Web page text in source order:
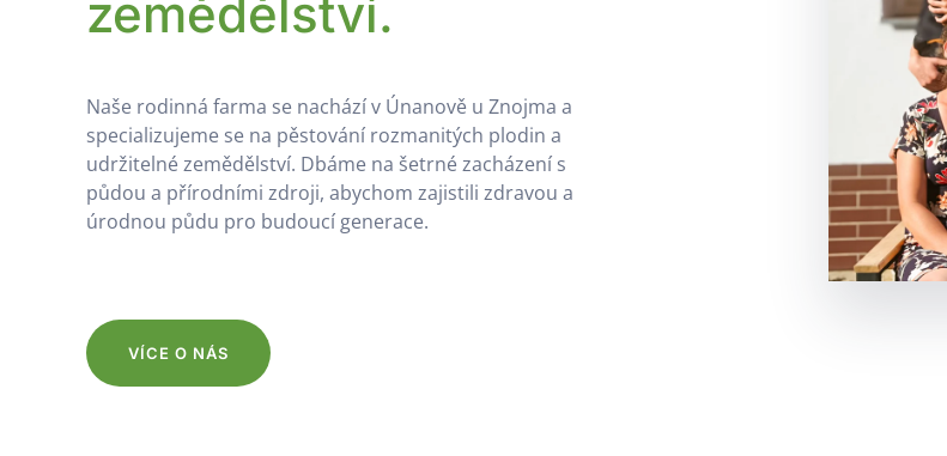
zemědělství.
Naše rodinná farma se nachází v Únanově u Znojma a
specializujeme se na pěstování rozmanitých plodin a
udržitelné zemědělství. Dbáme na šetrné zacházení s
půdou a přírodními zdroji, abychom zajistili zdravou a
úrodnou půdu pro budoucí generace.
VÍCE O NÁS